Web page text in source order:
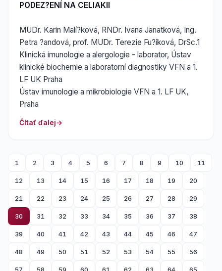
PODEZ?ENÍ NA CELIAKII
MUDr. Karin Malí?ková, RNDr. Ivana Janatková, Ing.
Petra ?andová, prof. MUDr. Terezie Fu?íková, DrSc.1
Klinická imunologie a alergologie - laborator, Ústav
klinické biochemie a laboratorní diagnostiky VFN a 1.
LF UK Praha
Ústav imunologie a mikrobiologie VFN a 1. LF UK,
Praha
Čítať ďalej
1 2 3 4 5 6 7 8 9 10 11
12 13 14 15 16 17 18 19 20
21 22 23 24 25 26 27 28 29
30 31 32 33 34 35 36 37 38
39 40 41 42 43 44 45 46 47
48 49 50 51 52 53 54 55 56